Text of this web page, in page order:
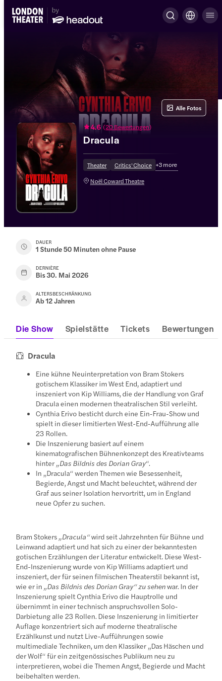
4.6 (20 Bewertungen)
Dracula
Theater Critics' Choice +3more
Noël Coward Theatre
Alle Fotos
DAUER
1 Stunde 50 Minuten ohne Pause
DERNIÈRE
Bis 30. Mai 2026
ALTERSBESCHRÄNKUNG
Ab 12 Jahren
Die Show Spielstätte Tickets Bewertungen
Dracula
Eine kühne Neuinterpretation von Bram Stokers
gotischem Klassiker im West End, adaptiert und
inszeniert von Kip Williams, die der Handlung von Graf
Dracula einen modernen theatralischen Stil verleiht.
Cynthia Erivo besticht durch eine Ein-Frau-Show und
spielt in dieser limitierten West-End-Aufführung alle
23 Rollen.
Die Inszenierung basiert auf einem
kinematografischen Bühnenkonzept des Kreativteams
hinter „Das Bildnis des Dorian Gray“.
In „Dracula“ werden Themen wie Besessenheit,
Begierde, Angst und Macht beleuchtet, während der
Graf aus seiner Isolation hervortritt, um in England
neue Opfer zu suchen.
Bram Stokers „Dracula“wird seit Jahrzehnten für Bühne und
Leinwand adaptiert und hat sich zu einer der bekanntesten
gotischen Erzählungen der Literatur entwickelt. Diese West-
End-Inszenierung wurde von Kip Williams adaptiert und
inszeniert, der für seinen filmischen Theaterstil bekannt ist,
wie er in „Das Bildnis des Dorian Gray“ zu sehenwar. In der
Inszenierung spielt Cynthia Erivo die Hauptrolle und
übernimmt in einer technisch anspruchsvollen Solo-
Darbietung alle 23 Rollen. Diese Inszenierung in limitierter
Auflage konzentriert sich auf moderne theatralische
Erzählkunst und nutzt Live-Aufführungen sowie
multimediale Techniken, um den Klassiker „Das Häschen und
der Wolf“ für ein zeitgenössisches Publikum neu zu
interpretieren, wobei die Themen Angst, Begierde und Macht
beibehalten werden.